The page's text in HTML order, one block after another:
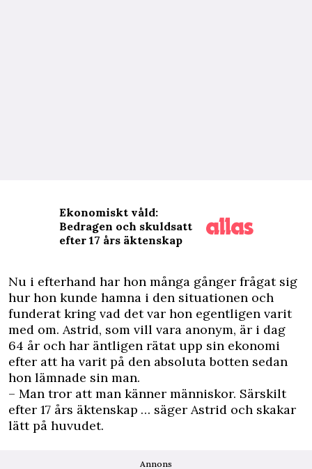
Ekonomiskt våld:
Bedragen och skuldsatt
efter 17 års äktenskap
Nu i efterhand har hon många gånger frågat sig
hur hon kunde hamna i den situationen och
funderat kring vad det var hon egentligen varit
med om. Astrid, som vill vara anonym, är i dag
64 år och har äntligen rätat upp sin ekonomi
efter att ha varit på den absoluta botten sedan
hon lämnade sin man.
– Man tror att man känner människor. Särskilt
efter 17 års äktenskap … säger Astrid och skakar
lätt på huvudet.
Annons